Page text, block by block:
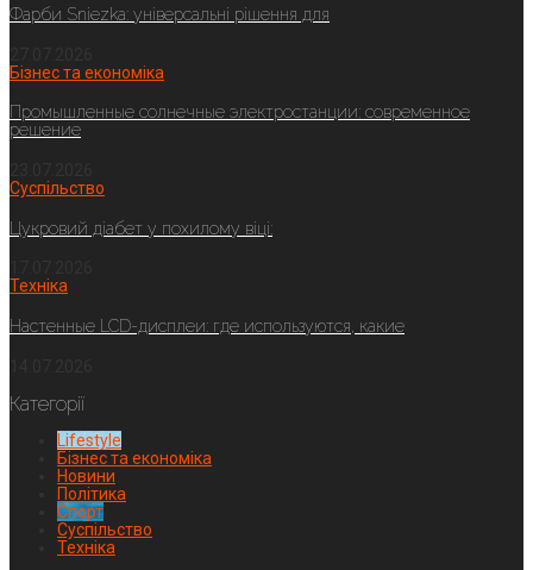
Фарби Sniezka: універсальні рішення для
Бізнес та економіка
Промышленные солнечные электростанции: современное
решение
Суспільство
Цукровий діабет у похилому віці:
Техніка
Настенные LCD-дисплеи: где используются, какие
Категорії
Lifestyle
Бізнес та економіка
Новини
Політика
Спорт
Суспільство
Техніка